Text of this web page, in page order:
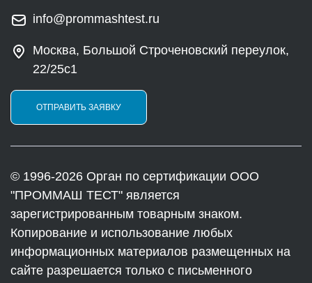
info@prommashtest.ru
Москва, Большой Строченовский переулок,
22/25с1
ОТПРАВИТЬ ЗАЯВКУ
© 1996-2026 Орган по сертификации ООО
"ПРОММАШ ТЕСТ" является
зарегистрированным товарным знаком.
Копирование и использование любых
информационных материалов размещенных на
сайте разрешается только с письменного